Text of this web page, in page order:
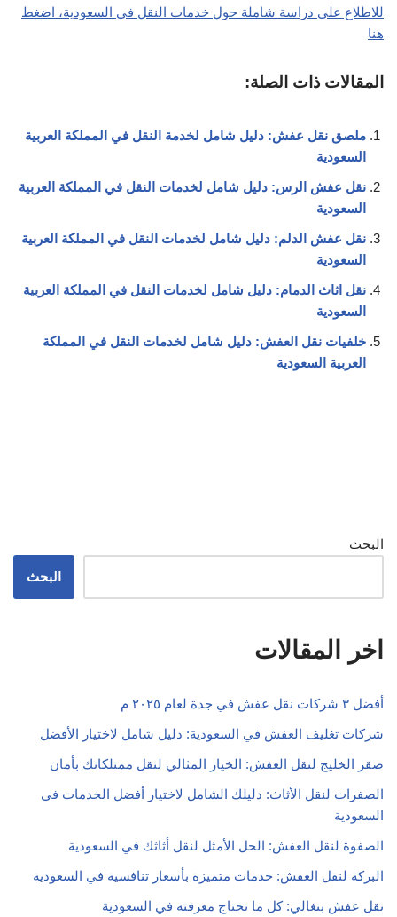
للاطلاع على دراسة شاملة حول خدمات النقل في السعودية، اضغط
هنا
المقالات ذات الصلة:
ملصق نقل عفش: دليل شامل لخدمة النقل في المملكة العربية
السعودية
نقل عفش الرس: دليل شامل لخدمات النقل في المملكة العربية
السعودية
نقل عفش الدلم: دليل شامل لخدمات النقل في المملكة العربية
السعودية
نقل اثاث الدمام: دليل شامل لخدمات النقل في المملكة العربية
السعودية
خلفيات نقل العفش: دليل شامل لخدمات النقل في المملكة
العربية السعودية
البحث
البحث
اخر المقالات
أفضل ٣ شركات نقل عفش في جدة لعام ٢٠٢٥ م
شركات تغليف العفش في السعودية: دليل شامل لاختيار الأفضل
صقر الخليج لنقل العفش: الخيار المثالي لنقل ممتلكاتك بأمان
الصفرات لنقل الأثاث: دليلك الشامل لاختيار أفضل الخدمات في
السعودية
الصفوة لنقل العفش: الحل الأمثل لنقل أثاثك في السعودية
البركة لنقل العفش: خدمات متميزة بأسعار تنافسية في السعودية
نقل عفش بنغالي: كل ما تحتاج معرفته في السعودية